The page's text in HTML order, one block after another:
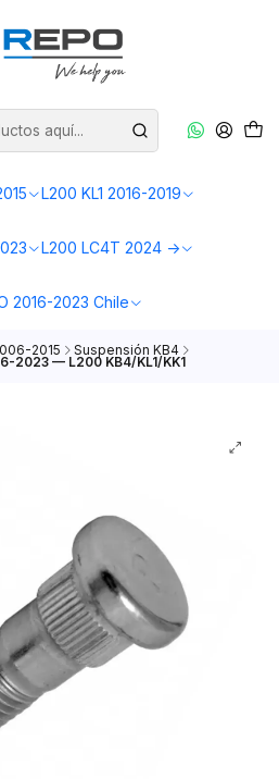
L200 KL1 2016-2019
L200 LC4T 2024 ->
2016-2023 Chile
2015 Suspensión KB4
2023 — L200 KB4/KL1/KK1